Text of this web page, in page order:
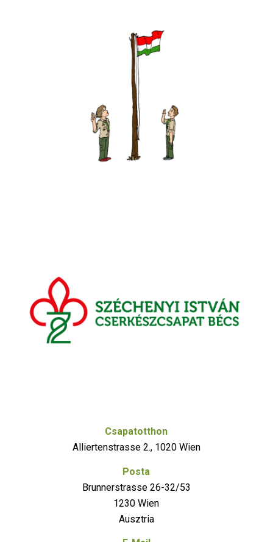
Csapatotthon
Alliertenstrasse 2., 1020 Wien
Posta
Brunnerstrasse 26-32/53
1230 Wien
Ausztria